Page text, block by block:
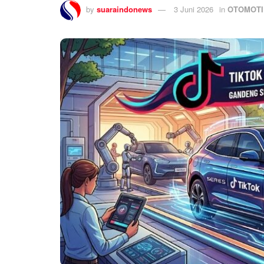
by suaraindonews 3 Juni 2026 in